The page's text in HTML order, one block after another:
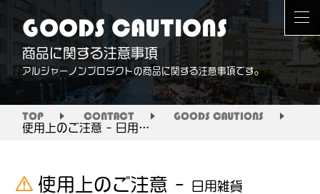
GOODS CAUTIONS
商品に関する注意事項
アルジャーノンプロダクトの商品に関する注意事項です。
TOP CONTACT
GOODS CAUTIONS
使用上のご注意 – 日用雑貨
使用上のご注意 – 日用雑貨